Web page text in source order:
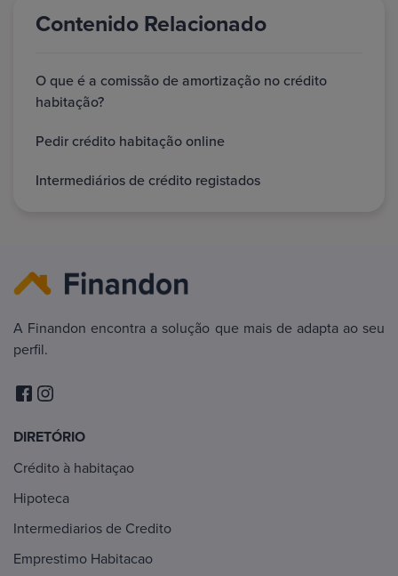
Contenido Relacionado
O que é a comissão de amortização no crédito
habitação?
Pedir crédito habitação online
Intermediários de crédito registados
A Finandon encontra a solução que mais de adapta ao seu
perfil.
DIRETÓRIO
Crédito à habitaçao
Hipoteca
Intermediarios de Credito
Emprestimo Habitacao